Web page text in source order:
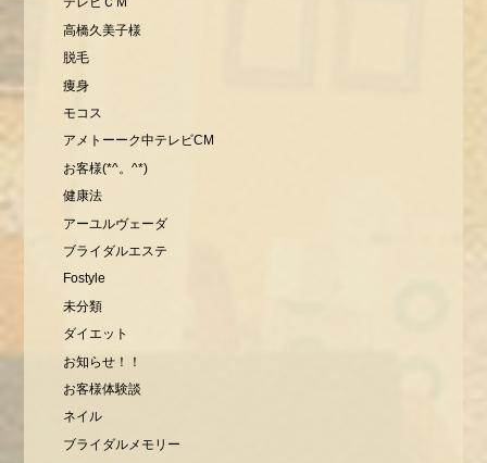
高橋久美子様
脱毛
痩身
モコス
アメトーーク中テレビCM
お客様(*^。^*)
健康法
アーユルヴェーダ
ブライダルエステ
Fostyle
未分類
ダイエット
お知らせ！！
お客様体験談
ネイル
ブライダルメモリー